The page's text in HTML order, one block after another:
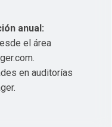
anual:
el área
en auditorías